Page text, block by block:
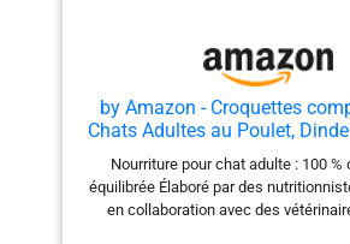
by Amazon - Croquettes
Chats Adultes au Poulet,
3kg, Lot de 1
Nourriture pour chat adulte : 100 %
équilibrée Élaboré par des
en collaboration avec des